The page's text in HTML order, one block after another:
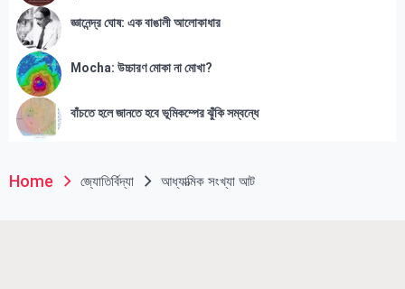
জ্ঞানেন্দ্র ঘোষ: এক বাঙালী আলোকাধার
Mocha: উচ্চারণ মোকা না মোখা?
বাঁচতে হলে জানতে হবে ভূমিকম্পের ঝুঁকি সম্বন্ধে
Home জ্যোতির্বিদ্যা আধ্যাত্মিক সংখ্যা আট